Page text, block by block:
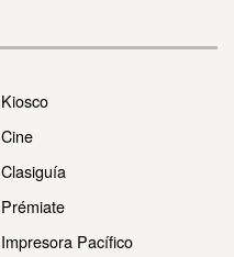
Kiosco
Cine
Clasiguía
Prémiate
Impresora Pacífico